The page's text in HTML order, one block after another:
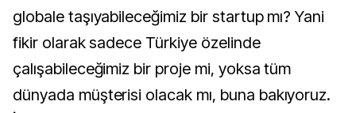
globale taşıyabileceğimiz bir startup mı? Yani
fikir olarak sadece Türkiye özelinde
çalışabileceğimiz bir proje mi, yoksa tüm
dünyada müşterisi olacak mı, buna bakıyoruz.